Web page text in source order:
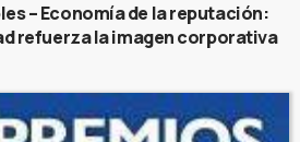
– Economía de la reputación:
refuerza la imagen corporativa